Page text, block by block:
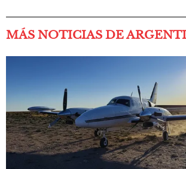
MÁS NOTICIAS DE